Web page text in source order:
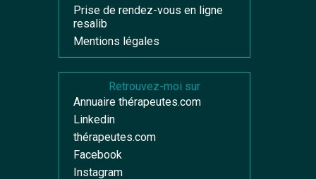
Prise de rendez-vous en ligne
resalib
Mentions légales
Retrouvez-moi sur
Annuaire thérapeutes.com
Linkedin
thérapeutes.com
Facebook
Instagram